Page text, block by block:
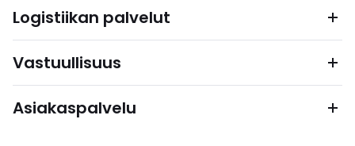
Logistiikan palvelut
Vastuullisuus
Asiakaspalvelu